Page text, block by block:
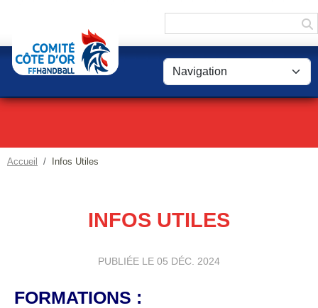
Accueil Infos Utiles
INFOS UTILES
PUBLIÉE LE 05 DÉC. 2024
FORMATIONS :